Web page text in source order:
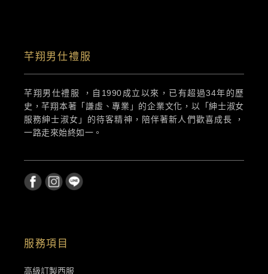
芊翔男仕禮服
芊翔男仕禮服 ，自1990成立以來，已有超過34年的歷
史，芊翔本著「謙虛、專業」的企業文化，以「紳士淑女
服務紳士淑女」的待客精神，陪伴著新人們歡喜成長 ，
一路走來始終如一。
服務項目
高級訂製西服